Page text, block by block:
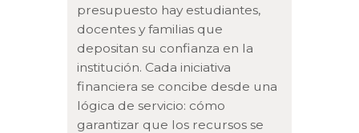
presupuesto hay estudiantes,
docentes y familias que
depositan su confianza en la
institución. Cada iniciativa
financiera se concibe desde una
lógica de servicio: cómo
garantizar que los recursos se